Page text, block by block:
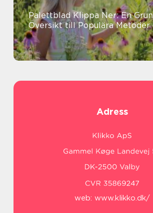
Palettblad Klippa Ner: En
Översikt till Populära Metoder
Adress
web: www.klikko.dk/